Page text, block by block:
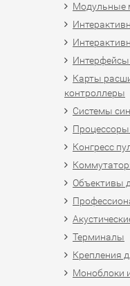
Модульные
Карты
контроллеры
Системы
Конгресс
Объективы
Терминалы
Крепления
Моноблоки